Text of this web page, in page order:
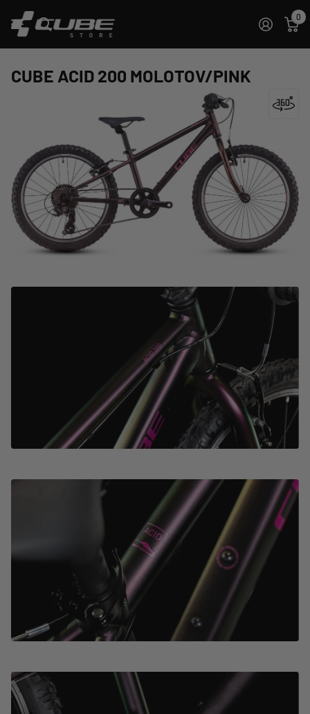
0
CUBE ACID 200 MOLOTOV/PINK